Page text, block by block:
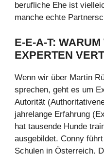
berufliche Ehe ist
manche echte
E-E-A-T:
EXPERTEN
Wenn wir über Martin
sprechen, geht es um
Autorität
jahrelange Erfahrung
hat tausende Hunde
ausgebildet. Conny
Schulen in Österreich.